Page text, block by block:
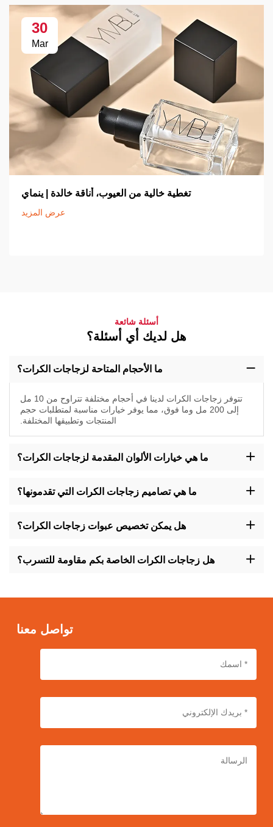
30
Mar
تغطية خالية من العيوب، أناقة خالدة | ينماي
عرض المزيد
أسئلة شائعة
هل لديك أي أسئلة؟
ما الأحجام المتاحة لزجاجات الكرات؟
تتوفر زجاجات الكرات لدينا في أحجام مختلفة تتراوح من 10 مل
إلى 200 مل وما فوق، مما يوفر خيارات مناسبة لمتطلبات حجم
المنتجات وتطبيقها المختلفة.
ما هي خيارات الألوان المقدمة لزجاجات الكرات؟
وغيرهم لتناسب أسلوب علامتك التجارية وتفضيلات التغليف الخاصة
بزجاجات الكرات.
ما هي تصاميم زجاجات الكرات التي تقدمونها؟
القصيرة، ذات الكتف المسطح، وغيرها، مما يضمن المرونة لتلبية متطلبات
الصياغة والعلامة التجارية المتنوعة.
هل يمكن تخصيص عبوات زجاجات الكرات؟
التصميم والتسمية والجوانب الأخرى لتعكس هوية علامتك التجارية وجذب
الجمهور المستهدف.
هل زجاجات الكرات الخاصة بكم مقاومة للتسرب؟
التسرب والفوضى.
تواصل معنا